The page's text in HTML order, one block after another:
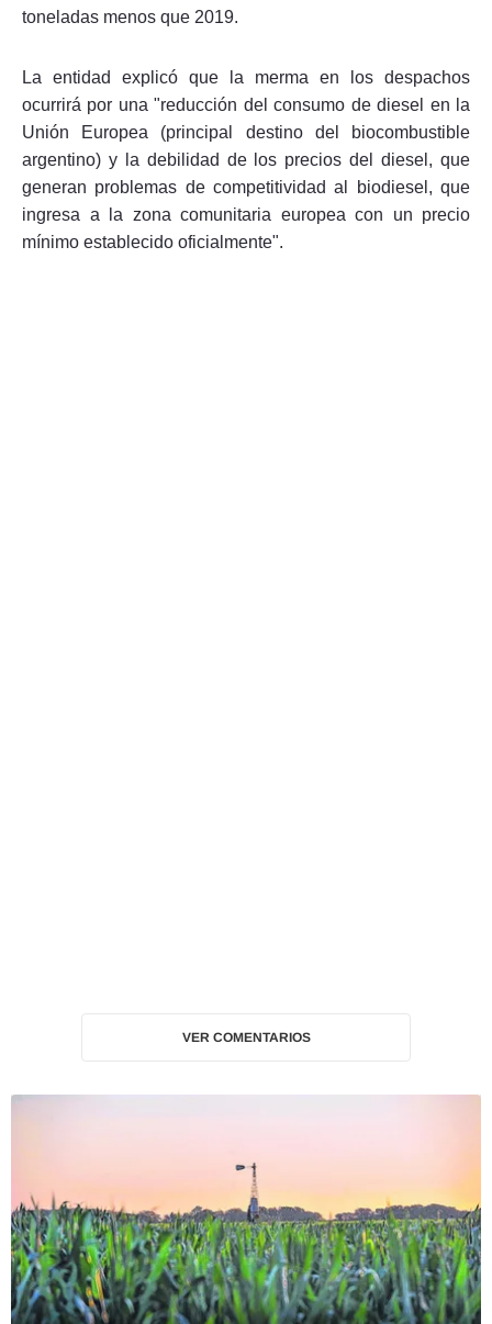
toneladas menos que 2019.
La entidad explicó que la merma en los despachos
ocurrirá por una "reducción del consumo de diesel en la
Unión Europea (principal destino del biocombustible
argentino) y la debilidad de los precios del diesel, que
generan problemas de competitividad al biodiesel, que
ingresa a la zona comunitaria europea con un precio
mínimo establecido oficialmente".
VER COMENTARIOS